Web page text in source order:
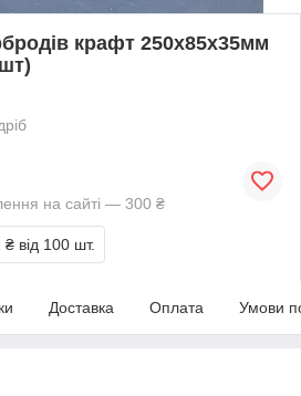
крафт 250x85x35мм
на сайті — 300 ₴
₴ від 100 шт.
Доставка Оплата Умови